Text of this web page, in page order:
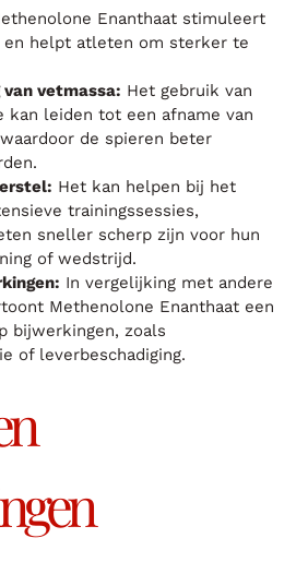
Enanthaat stimuleert
en helpt atleten om sterker te
van vetmassa: Het gebruik van
kan leiden tot een afname van
de spieren beter
Het kan helpen bij het
trainingssessies,
sneller scherp zijn voor hun
of wedstrijd.
In vergelijking met andere
Methenolone Enanthaat een
bijwerkingen, zoals
of leverbeschadiging.